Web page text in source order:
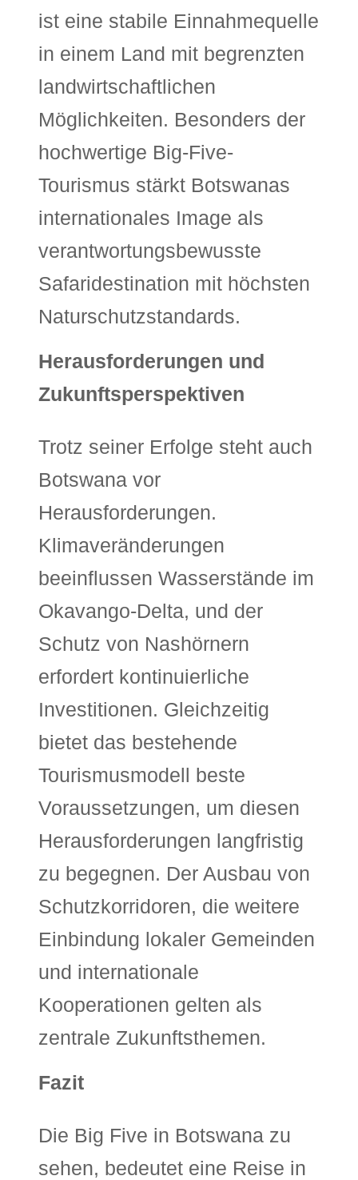
ist eine stabile Einnahmequelle
in einem Land mit begrenzten
landwirtschaftlichen
Möglichkeiten. Besonders der
hochwertige Big-Five-
Tourismus stärkt Botswanas
internationales Image als
verantwortungsbewusste
Safaridestination mit höchsten
Naturschutzstandards.
Herausforderungen und
Zukunftsperspektiven
Trotz seiner Erfolge steht auch
Botswana vor
Herausforderungen.
Klimaveränderungen
beeinflussen Wasserstände im
Okavango-Delta, und der
Schutz von Nashörnern
erfordert kontinuierliche
Investitionen. Gleichzeitig
bietet das bestehende
Tourismusmodell beste
Voraussetzungen, um diesen
Herausforderungen langfristig
zu begegnen. Der Ausbau von
Schutzkorridoren, die weitere
Einbindung lokaler Gemeinden
und internationale
Kooperationen gelten als
zentrale Zukunftsthemen.
Fazit
Die Big Five in Botswana zu
sehen, bedeutet eine Reise in